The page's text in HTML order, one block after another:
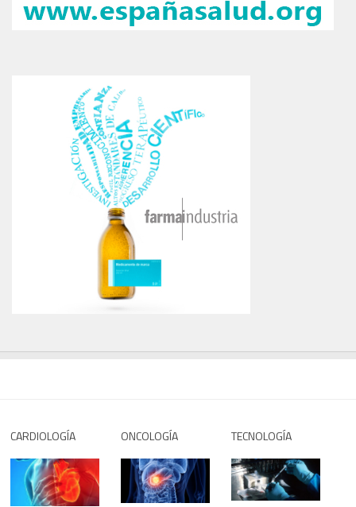
CARDIOLOGÍA ONCOLOGÍA TECNOLOGÍA